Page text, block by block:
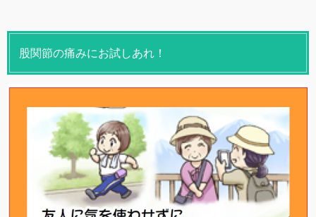
股関節の痛みにお試しあれ！